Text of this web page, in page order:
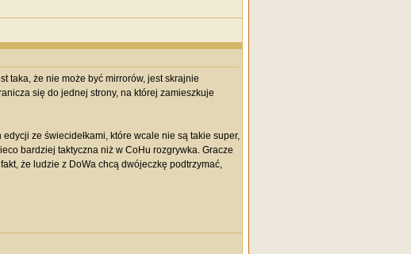
taka, że nie może być mirrorów, jest skrajnie
się do jednej strony, na której zamieszkuje
ze świecidełkami, które wcale nie są takie super,
bardziej taktyczna niż w CoHu rozgrywka. Gracze
że ludzie z DoWa chcą dwójeczkę podtrzymać,